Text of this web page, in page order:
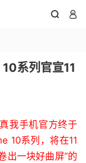
 
系列官宣11
我手机官方终于
10系列，将在11
出一块好曲屏”的